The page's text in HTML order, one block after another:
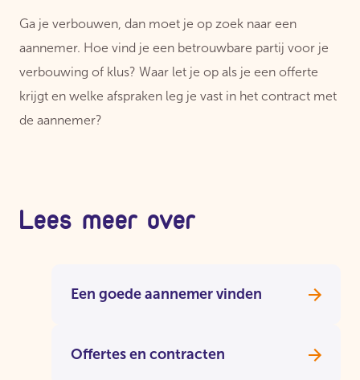
Ga je verbouwen, dan moet je op zoek naar een
aannemer. Hoe vind je een betrouwbare partij voor je
verbouwing of klus? Waar let je op als je een offerte
krijgt en welke afspraken leg je vast in het contract met
de aannemer?
Lees meer over
Een goede aannemer vinden
Offertes en contracten